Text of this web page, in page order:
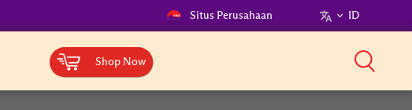
Situs Perusahaan ID
Shop Now